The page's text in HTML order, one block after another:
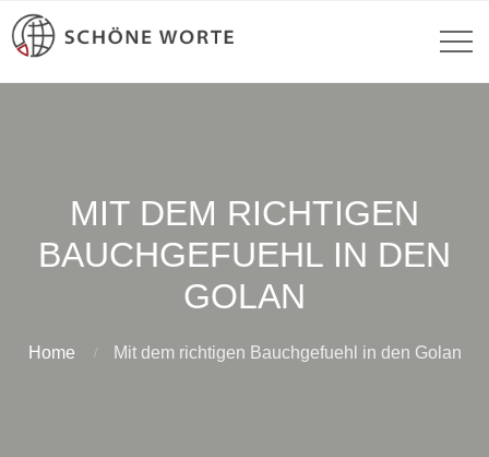
MIT DEM RICHTIGEN
BAUCHGEFUEHL IN DEN
GOLAN
Home Mit dem richtigen Bauchgefuehl in den Golan